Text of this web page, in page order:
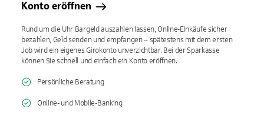
Konto eröffnen
Rund um die Uhr Bargeld auszahlen lassen, Online-Einkäufe sicher
bezahlen, Geld senden und empfangen – spätestens mit dem ersten
Job wird ein eigenes Girokonto unverzichtbar. Bei der Sparkasse
können Sie schnell und einfach ein Konto eröffnen.
Persönliche Beratung
Online- und Mobile-Banking